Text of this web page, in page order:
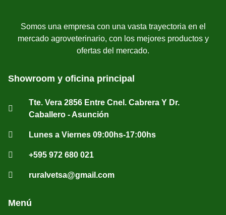
Somos una empresa con una vasta trayectoria en el
mercado agroveterinario, con los mejores productos y
ofertas del mercado.
Showroom y oficina principal
Tte. Vera 2856 Entre Cnel. Cabrera Y Dr.
Caballero - Asunción
Lunes a Viernes 09:00hs-17:00hs
+595 972 680 021
ruralvetsa@gmail.com
Menú